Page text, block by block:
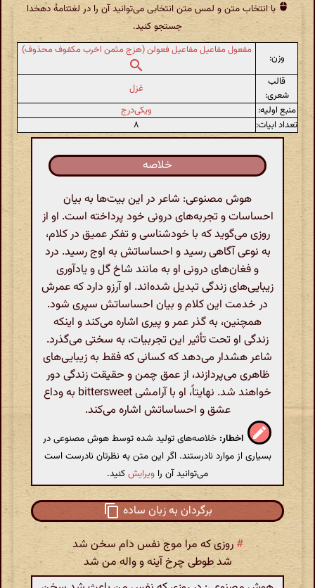
با انتخاب متن و لمس متن انتخابی می‌توانید آن را در لغتنامهٔ دهخدا
جستجو کنید.
وزن:
مفعول مفاعیل مفاعیل فعولن (هزج مثمن اخرب مکفوف محذوف)
قالب
شعری:
غزل
منبع اولیه:
ویکی‌درج
تعداد ابیات:
۸
خلاصه
هوش مصنوعی: شاعر در این بیت‌ها به بیان
احساسات و تجربه‌های درونی خود پرداخته است. او از
روزی می‌گوید که با خودشناسی و تفکر عمیق در کلام،
به نوعی آگاهی رسید و احساساتش به اوج رسید. درد
و فغان‌های درونی او به مانند شاخ گل و یادآوری
زیبایی‌های زندگی تبدیل شده‌اند. او آرزو دارد که عمرش
در خدمت این کلام و بیان احساساتش سپری شود.
همچنین، به گذر عمر و پیری اشاره می‌کند و اینکه
زندگی او تحت تأثیر این تجربیات، به سختی می‌گذرد.
شاعر هشدار می‌دهد که کسانی که فقط به زیبایی‌های
ظاهری می‌پردازند، از عمق چمن و حقیقت زندگی دور
خواهند شد. نهایتاً، او با آرامشی bittersweet به وداع
عشق و احساساتش اشاره می‌کند.
اخطار: خلاصه‌های تولید شده توسط هوش مصنوعی در
بسیاری از موارد نادرستند. اگر این متن به نظرتان نادرست است
می‌توانید آن را ویرایشکنید.
برگردان به زبان ساده
# روزی که مرا موج نفس دام سخن شد
شد طوطی چرخ آینه و واله من شد